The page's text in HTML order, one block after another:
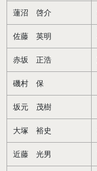
蓮沼 啓介
佐藤 英明
赤坂 正浩
磯村 保
坂元 茂樹
大塚 裕史
近藤 光男